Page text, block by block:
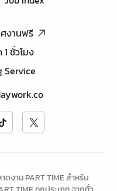
ศงานฟรี
ชั่วโมง
Service
งาน PART TIME สำหรับ